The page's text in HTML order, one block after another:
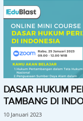
DASAR HUKUM
TAMBANG DI
10 Januari 2023